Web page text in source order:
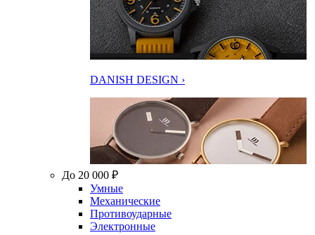
DANISH DESIGN ›
До 20 000 ₽
Умные
Механические
Противоударные
Электронные